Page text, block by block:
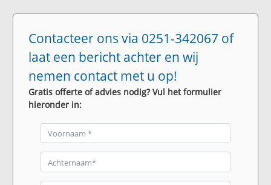
Contacteer ons via 0251-342067 of
laat een bericht achter en wij
nemen contact met u op!
Gratis offerte of advies nodig? Vul het formulier
hieronder in: